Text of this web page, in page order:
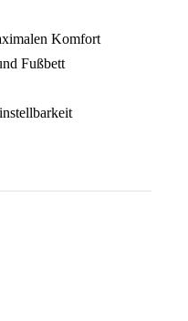
Komfort
Fußbett